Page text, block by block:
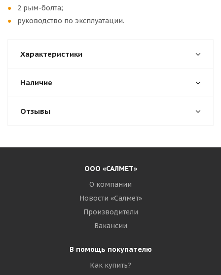
2 рым-болта;
руководство по эксплуатации.
Характеристики
Наличие
Отзывы
ООО «САЛМЕТ»
О компании
Новости «Салмет»
Производители
Вакансии
В помощь покупателю
Как купить?